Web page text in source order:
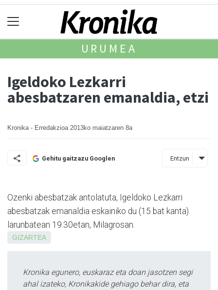
URUMEA
Igeldoko Lezkarri
abesbatzaren emanaldia, etzi
Kronika - Erredakzioa 2013ko maiatzaren 8a
Gehitu gaitzazu Googlen Entzun
Ozenki abesbatzak antolatuta, Igeldoko Lezkarri
abesbatzak emanaldia eskainiko du (15 bat kanta)
larunbatean 19:30etan, Milagrosan.
GIZARTEA
Kronika egunero, euskaraz eta doan jasotzen segi
ahal izateko, Kronikakide gehiago behar dira, eta